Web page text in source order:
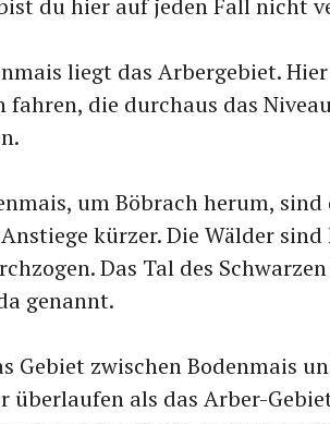
du hier auf jeden Fall nicht
liegt das Arbergebiet.
die durchaus das
um Böbrach herum, sind
kürzer. Die Wälder
Das Tal des
genannt.
Gebiet zwischen Bodenmais
überlaufen als das Arber-